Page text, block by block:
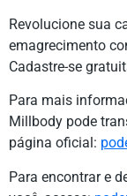
Revolucione sua
emagrecimento
Cadastre-se
Para mais
Millbody pode
página oficial:
Para encontrar e